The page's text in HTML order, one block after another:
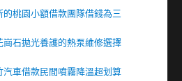
桃園小額借款團隊借錢為三
崗石拋光養護的熱泵維修選擇
汽車借款民間噴霧降溫超划算